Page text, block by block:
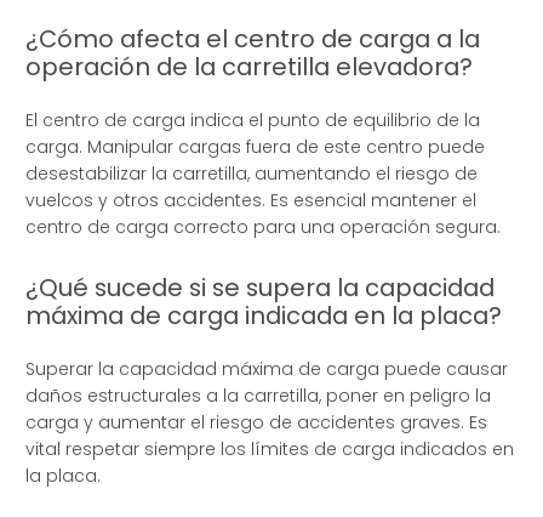
¿Cómo afecta el centro de carga a la
operación de la carretilla elevadora?
El centro de carga indica el punto de equilibrio de la
carga. Manipular cargas fuera de este centro puede
desestabilizar la carretilla, aumentando el riesgo de
vuelcos y otros accidentes. Es esencial mantener el
centro de carga correcto para una operación segura.
¿Qué sucede si se supera la capacidad
máxima de carga indicada en la placa?
Superar la capacidad máxima de carga puede causar
daños estructurales a la carretilla, poner en peligro la
carga y aumentar el riesgo de accidentes graves. Es
vital respetar siempre los límites de carga indicados en
la placa.